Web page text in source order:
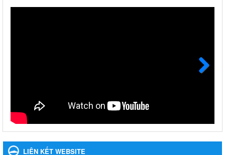
bổng, hỗ trợ của Chương trình "Tiếp sức đến trường" năm
Ngày ban hành: 22/08/2023
Triển khai Kế hoạch Triển khai các hoạt động hưởng ứng
phong trào vệ sinh yêu nước nâng cao sức khỏe nhân dân
LIÊN KẾT WEBSITE